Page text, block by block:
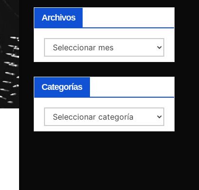
Archivos
Archivos
Categorías
Categorías